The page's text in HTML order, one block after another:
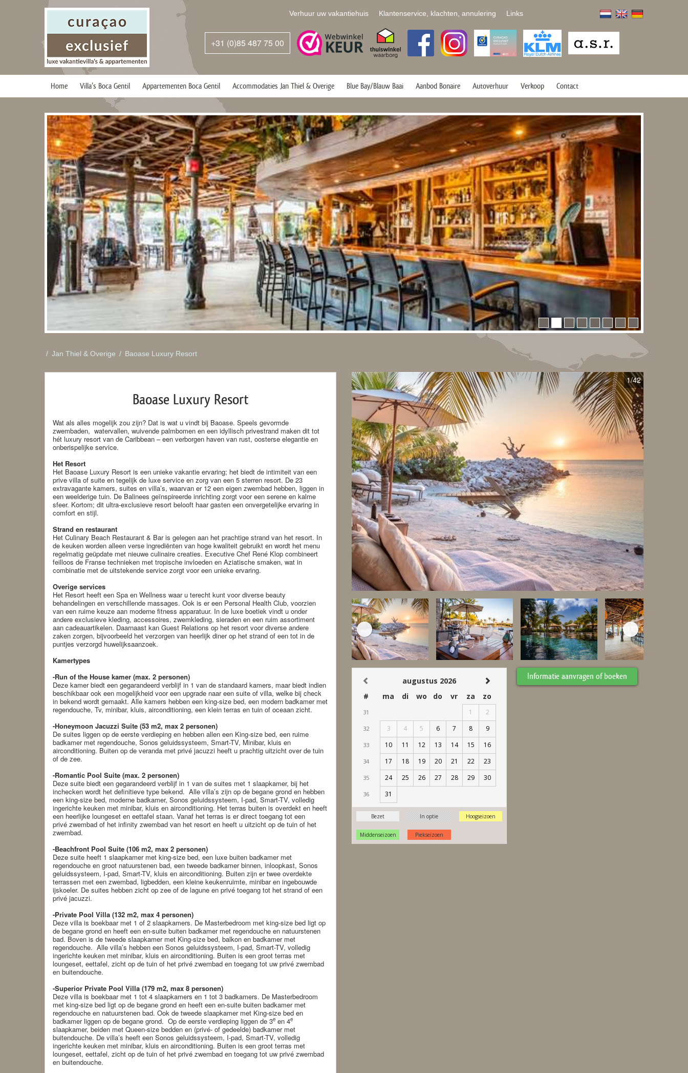
Verhuur uw vakantiehuis Klantenservice, klachten, annulering Links
+31 (0)85 487 75 00
Home Villa’s Boca Gentil Appartementen Boca Gentil Accommodaties Jan Thiel & Overige Blue Bay/Blauw Baai Aanbod Bonaire Autoverhuur Verkoop Contact
/ Jan Thiel & Overige / Baoase Luxury Resort
Baoase Luxury Resort
Wat als alles mogelijk zou zijn? Dat is wat u vindt bij Baoase. Speels gevormde
zwembaden, watervallen, wuivende palmbomen en een idyllisch privestrand maken dit tot
hét luxury resort van de Caribbean – een verborgen haven van rust, oosterse elegantie en
onberispelijke service.
Het Resort
Het Baoase Luxury Resort is een unieke vakantie ervaring; het biedt de intimiteit van een
prive villa of suite en tegelijk de luxe service en zorg van een 5 sterren resort. De 23
extravagante kamers, suites en villa’s, waarvan er 12 een eigen zwembad hebben, liggen in
een weelderige tuin. De Balinees geïnspireerde inrichting zorgt voor een serene en kalme
sfeer. Kortom; dit ultra-exclusieve resort belooft haar gasten een onvergetelijke ervaring in
comfort en stijl.
Strand en restaurant
Het Culinary Beach Restaurant & Bar is gelegen aan het prachtige strand van het resort. In
de keuken worden alleen verse ingrediënten van hoge kwaliteit gebruikt en wordt het menu
regelmatig geüpdate met nieuwe culinaire creaties. Executive Chef René Klop combineert
feilloos de Franse technieken met tropische invloeden en Aziatische smaken, wat in
combinatie met de uitstekende service zorgt voor een unieke ervaring.
Overige services
Het Resort heeft een Spa en Wellness waar u terecht kunt voor diverse beauty
behandelingen en verschillende massages. Ook is er een Personal Health Club, voorzien
van een ruime keuze aan moderne fitness apparatuur. In de luxe boetiek vindt u onder
andere exclusieve kleding, accessoires, zwemkleding, sieraden en een ruim assortiment
aan cadeauartikelen. Daarnaast kan Guest Relations op het resort voor diverse andere
zaken zorgen, bijvoorbeeld het verzorgen van heerlijk diner op het strand of een tot in de
puntjes verzorgd huwelijksaanzoek.
Kamertypes
-Run of the House kamer (max. 2 personen)
Deze kamer biedt een gegarandeerd verblijf in 1 van de standaard kamers, maar biedt indien
beschikbaar ook een mogelijkheid voor een upgrade naar een suite of villa, welke bij check
in bekend wordt gemaakt. Alle kamers hebben een king-size bed, een modern badkamer met
regendouche, Tv, minibar, kluis, airconditioning, een klein terras en tuin of oceaan zicht.
-Honeymoon Jacuzzi Suite (53 m2, max 2 personen)
De suites liggen op de eerste verdieping en hebben allen een King-size bed, een ruime
badkamer met regendouche, Sonos geluidssysteem, Smart-TV, Minibar, kluis en
airconditioning. Buiten op de veranda met privé jacuzzi heeft u prachtig uitzicht over de tuin
of de zee.
-Romantic Pool Suite (max. 2 personen)
Deze suite biedt een gegarandeerd verblijf in 1 van de suites met 1 slaapkamer, bij het
inchecken wordt het definitieve type bekend. Alle villa’s zijn op de begane grond en hebben
een king-size bed, moderne badkamer, Sonos geluidssysteem, I-pad, Smart-TV, volledig
ingerichte keuken met minibar, kluis en airconditioning. Het terras buiten is overdekt en heeft
een heerlijke loungeset en eettafel staan. Vanaf het terras is er direct toegang tot een
privé zwembad of het infinity zwembad van het resort en heeft u uitzicht op de tuin of het
zwembad.
-Beachfront Pool Suite (106 m2, max 2 personen)
Deze suite heeft 1 slaapkamer met king-size bed, een luxe buiten badkamer met
regendouche en groot natuurstenen bad, een tweede badkamer binnen, inloopkast, Sonos
geluidssysteem, I-pad, Smart-TV, kluis en airconditioning. Buiten zijn er twee overdekte
terrassen met een zwembad, ligbedden, een kleine keukenruimte, minibar en ingebouwde
ijskoeler. De suites hebben zicht op zee of de lagune en privé toegang tot het strand of een
privé jacuzzi.
-Private Pool Villa (132 m2, max 4 personen)
Deze villa is boekbaar met 1 of 2 slaapkamers. De Masterbedroom met king-size bed ligt op
de begane grond en heeft een en-suite buiten badkamer met regendouche en natuurstenen
bad. Boven is de tweede slaapkamer met King-size bed, balkon en badkamer met
regendouche. Alle villa’s hebben een Sonos geluidssysteem, I-pad, Smart-TV, volledig
ingerichte keuken met minibar, kluis en airconditioning. Buiten is een groot terras met
loungeset, eettafel, zicht op de tuin of het privé zwembad en toegang tot uw privé zwembad
en buitendouche.
-Superior Private Pool Villa (179 m2, max 8 personen)
Deze villa is boekbaar met 1 tot 4 slaapkamers en 1 tot 3 badkamers. De Masterbedroom
met king-size bed ligt op de begane grond en heeft een en-suite buiten badkamer met
regendouche en natuurstenen bad. Ook de tweede slaapkamer met King-size bed en
badkamer liggen op de begane grond. Op de eerste verdieping liggen de 3e en 4e
slaapkamer, beiden met Queen-size bedden en (privé- of gedeelde) badkamer met
buitendouche. De villa’s heeft een Sonos geluidssysteem, I-pad, Smart-TV, volledig
ingerichte keuken met minibar, kluis en airconditioning. Buiten is een groot terras met
loungeset, eettafel, zicht op de tuin of het privé zwembad en toegang tot uw privé zwembad
en buitendouche.
1/42
Informatie aanvragen of boeken